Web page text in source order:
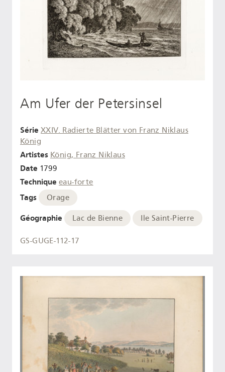
Am Ufer der Petersinsel
Série XXIV. Radierte Blätter von Franz Niklaus
König
Artistes König, Franz Niklaus
Date 1799
Technique eau-forte
Tags Orage
Géographie Lac de Bienne Ile Saint-Pierre
GS-GUGE-112-17